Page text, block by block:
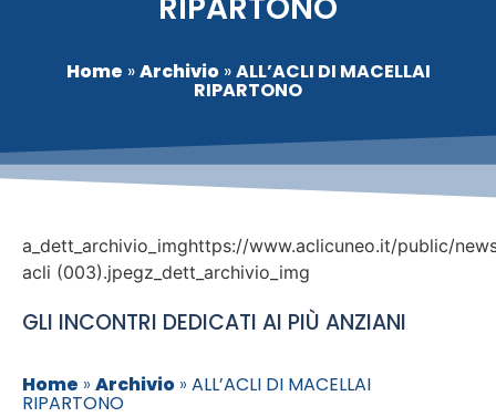
RIPARTONO
Home »Archivio»ALL’ACLI DI MACELLAI
RIPARTONO
a_dett_archivio_imghttps://www.aclicuneo.it/public/
acli (003).jpegz_dett_archivio_img
GLI INCONTRI DEDICATI AI PIÙ ANZIANI
Home » Archivio » ALL’ACLI DI MACELLAI
RIPARTONO